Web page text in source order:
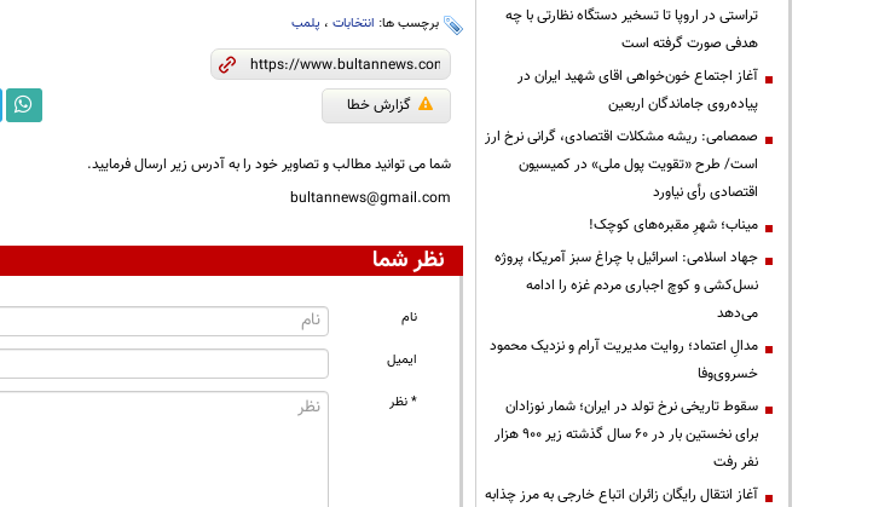
برچسب ها: انتخابات، پلمب
گزارش خطا
شما می توانید مطالب و تصاویر خود را به آدرس زیر ارسال فرمایید.
bultannews@gmail.com
نظر شما
نام
ایمیل
* نظر
تراستی در اروپا تا تسخیر دستگاه نظارتی با چه
هدفی صورت گرفته است
آغاز اجتماع خون‌خواهی اقای شهید ایران در
پیاده‌روی جاماندگان اربعین
صمصامی: ریشه مشکلات اقتصادی، گرانی نرخ ارز
است/ طرح «تقویت پول ملی» در کمیسیون
اقتصادی رأی نیاورد
میناب؛ شهرِ مقبره‌های کوچک!
جهاد اسلامی: اسرائیل با چراغ سبز آمریکا، پروژه
نسل‌کشی و کوچ اجباری مردم غزه را ادامه
می‌دهد
مدالِ اعتماد؛ روایت مدیریت آرام و نزدیک محمود
خسروی‌وفا
سقوط تاریخی نرخ تولد در ایران؛ شمار نوزادان
برای نخستین بار در ۶۰ سال گذشته زیر ۹۰۰ هزار
نفر رفت
آغاز انتقال رایگان زائران اتباع خارجی به مرز چذابه